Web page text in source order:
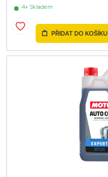
4+ Skladem
PŘIDAT DO KOŠÍKU